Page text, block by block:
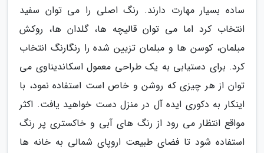
ساده بسیار مهارت دارند. رنگ اصلی را می توان سفید
انتخاب کرد اما می توان قالیچه ها، گلدان ها، روکش
مبلمان، کوسن ها و مبلمان تزیین شده را رنگارنگ انتخاب
کرد. برای دستیابی به یک طراحی معمول اسکاندیناوی می
توان از هر چیزی که روشن و خاص است استفاده نمود، با
اینکار به دکوری ایده آل در منزل دست خواهید یافت. اکثر
مواقع انتظار می رود از رنگ های آبی و خاکستری پر رنگ
استفاده شود تا فضای طبیعت اروپای شمالی به خانه ها